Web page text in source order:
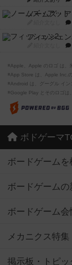
ノームズ・
フィッシェ
※Apple、Apple のロゴ は、
※App Store は、Apple Inc.
※Android は、グーグル イン
※Google Play とそのロゴは
ボドゲーマ
ボードゲームを
ボードゲーム
ボードゲーム会
メカニクス特集
掲示板・トピッ